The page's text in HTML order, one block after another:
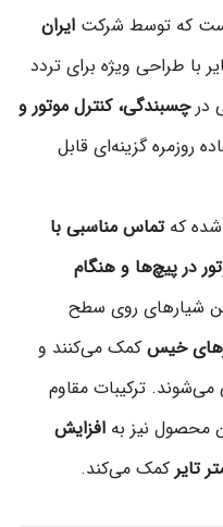
که توسط شرکت ایران
با طراحی ویژه برای تردد
درچسبندگی، کنترل موتور و
روزمره گزینه‌ای قابل
شده کهتماس مناسبی با
در پیچ‌ها و هنگام
شیارهای روی سطح
خیسکمک می‌کنند و
می‌شوند. ترکیبات مقاوم
محصول نیز به افزایش
تایر کمک می‌کند.